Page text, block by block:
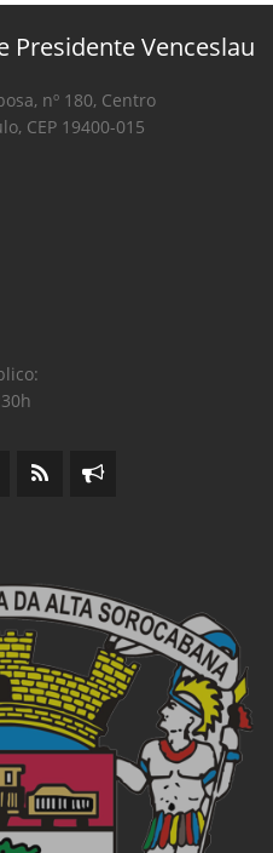
Presidente Venceslau
nº 180, Centro
CEP 19400-015